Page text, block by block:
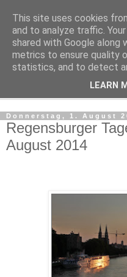
Notizen aus der
Donnerstag, 1. August
Regensburger
August 2014
This site uses cookies
and to analyze traffic.
shared with Google along
metrics to ensure quality
statistics, and to detect
LEARN